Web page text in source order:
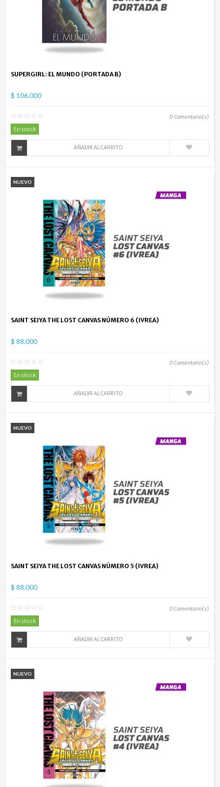
SUPERGIRL: EL MUNDO (PORTADA B)
$ 106.000
0Comentario(s)
En stock
AÑADIR AL CARRITO
NUEVO
SAINT SEIYA THE LOST CANVAS NÚMERO 6 (IVREA)
$ 88.000
0Comentario(s)
En stock
AÑADIR AL CARRITO
NUEVO
SAINT SEIYA THE LOST CANVAS NÚMERO 5 (IVREA)
$ 88.000
0Comentario(s)
En stock
AÑADIR AL CARRITO
NUEVO